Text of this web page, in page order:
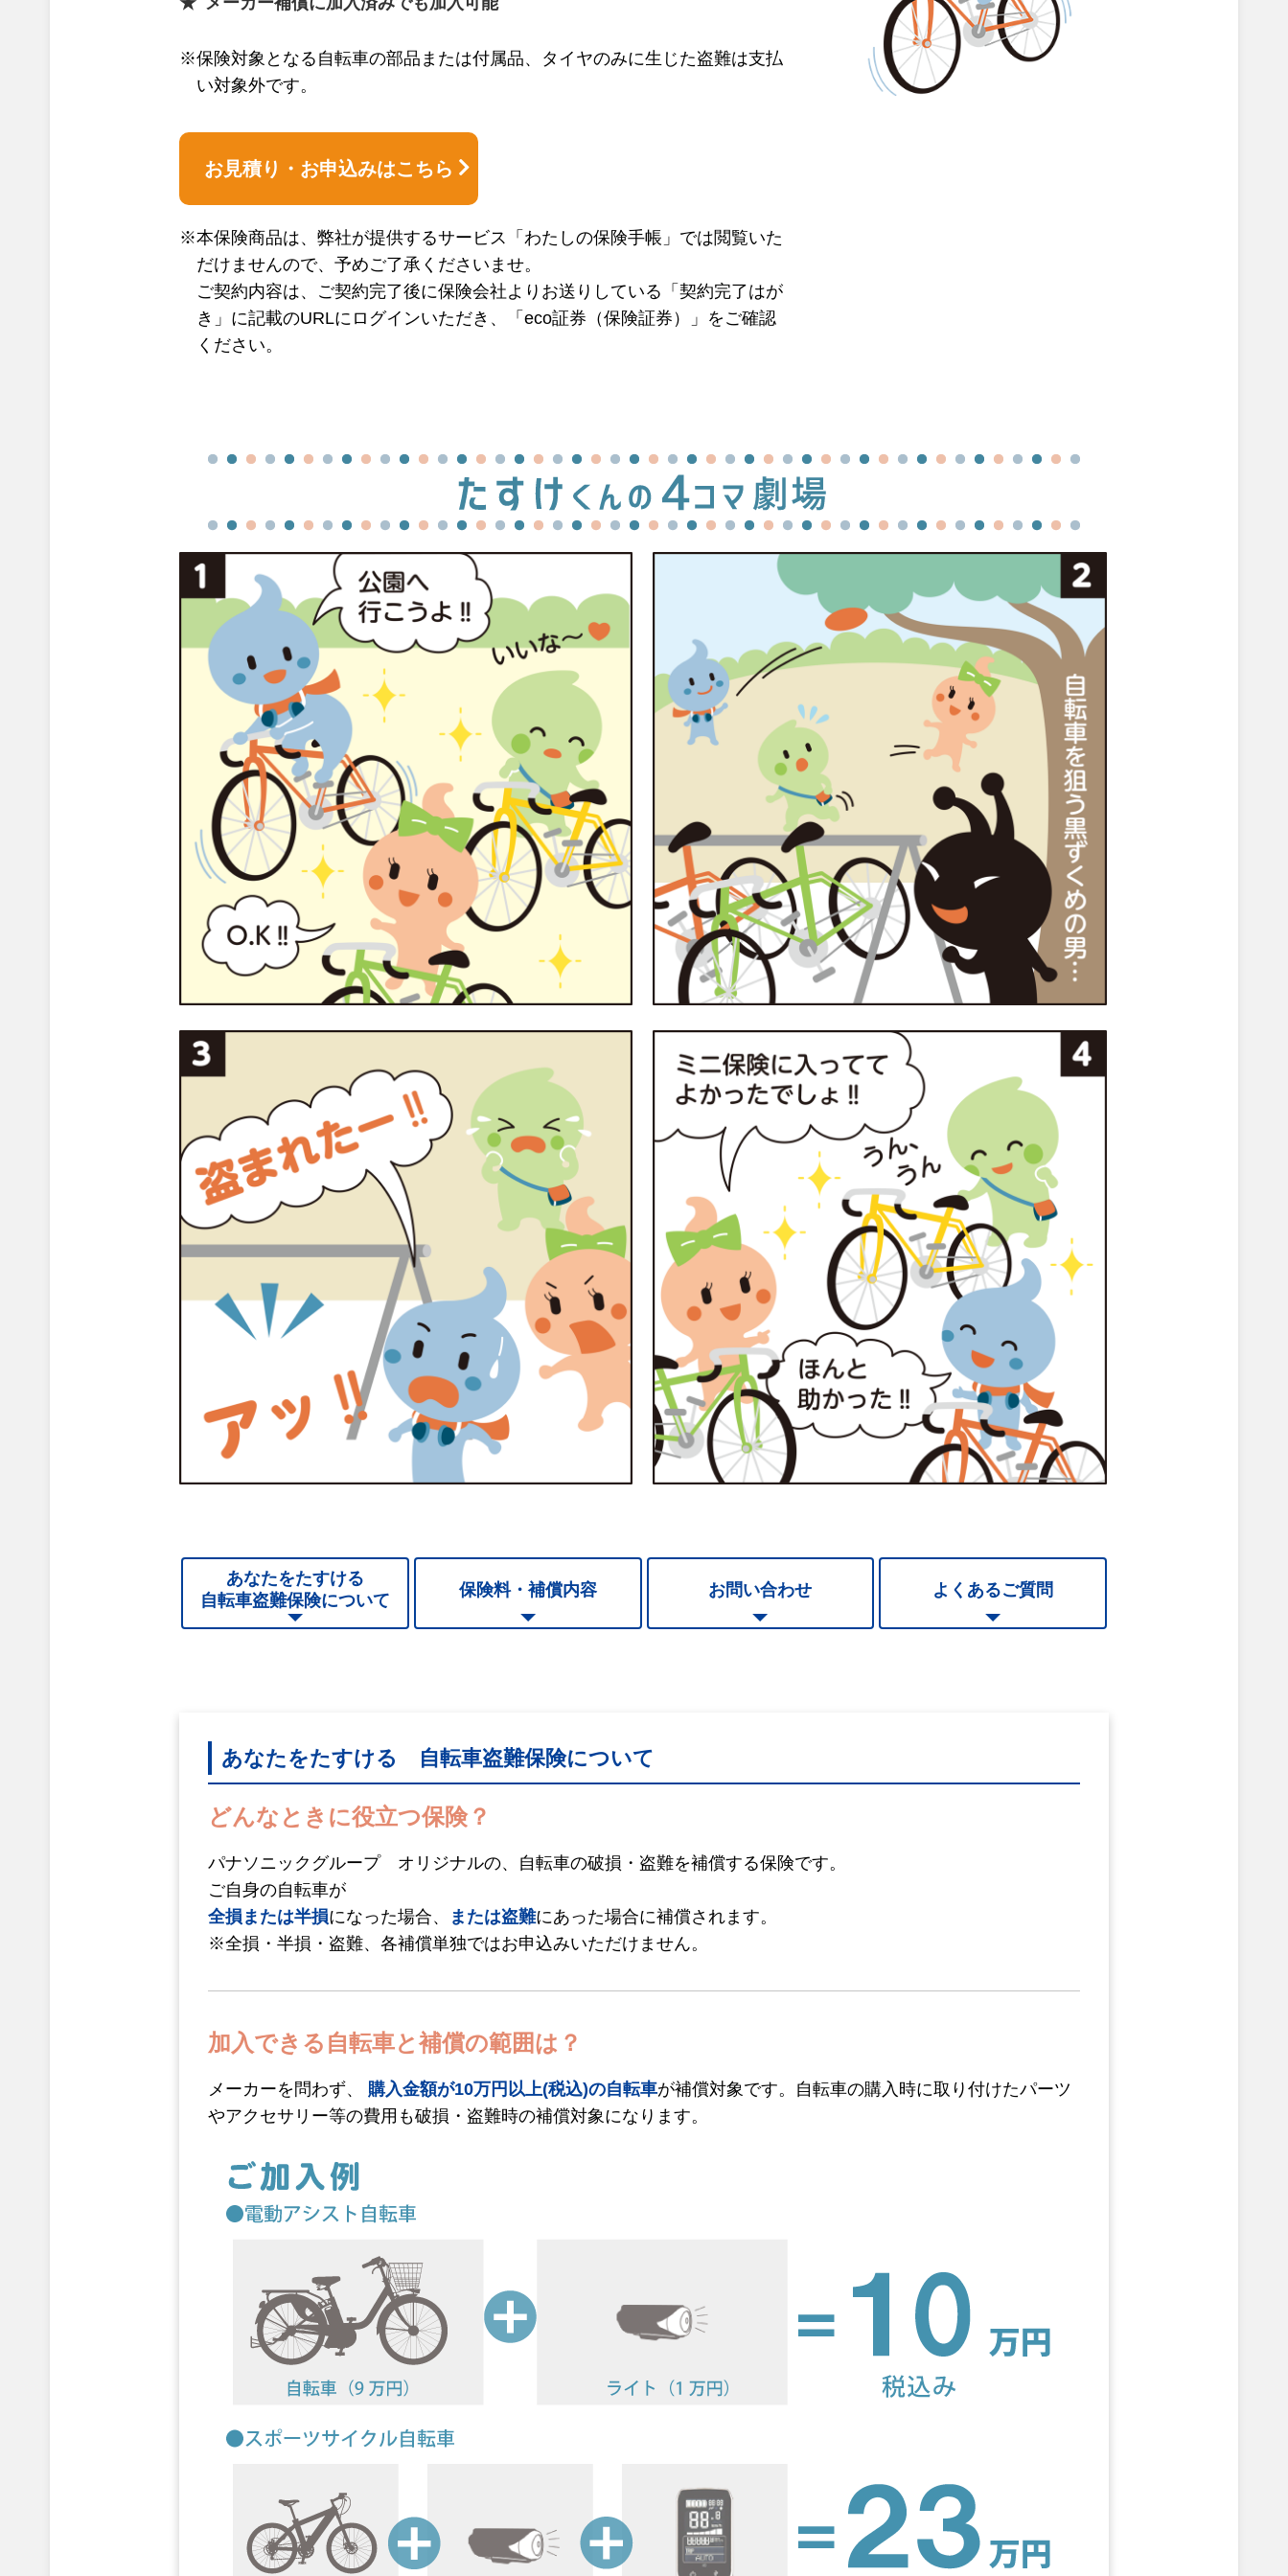
※保険対象となる自転車の部品または付属品、タイヤのみに生じた盗難は支払
い対象外です。
お見積り・お申込みはこちら
※本保険商品は、弊社が提供するサービス「わたしの保険手帳」では閲覧いた
だけませんので、予めご了承くださいませ。
ご契約内容は、ご契約完了後に保険会社よりお送りしている「契約完了はが
き」に記載のURLにログインいただき、「eco証券（保険証券）」をご確認
ください。
あなたをたすける
自転車盗難保険について
保険料・補償内容 お問い合わせ よくあるご質問
あなたをたすける 自転車盗難保険について
どんなときに役立つ保険？
パナソニックグループ オリジナルの、自転車の破損・盗難を補償する保険です。
ご自身の自転車が
全損または半損になった場合、 または盗難にあった場合に補償されます。
※全損・半損・盗難、各補償単独ではお申込みいただけません。
加入できる自転車と補償の範囲は？
メーカーを問わず、 購入金額が10万円以上(税込)の自転車が補償対象です。自転車の購入時に取り付けたパーツ
やアクセサリー等の費用も破損・盗難時の補償対象になります。